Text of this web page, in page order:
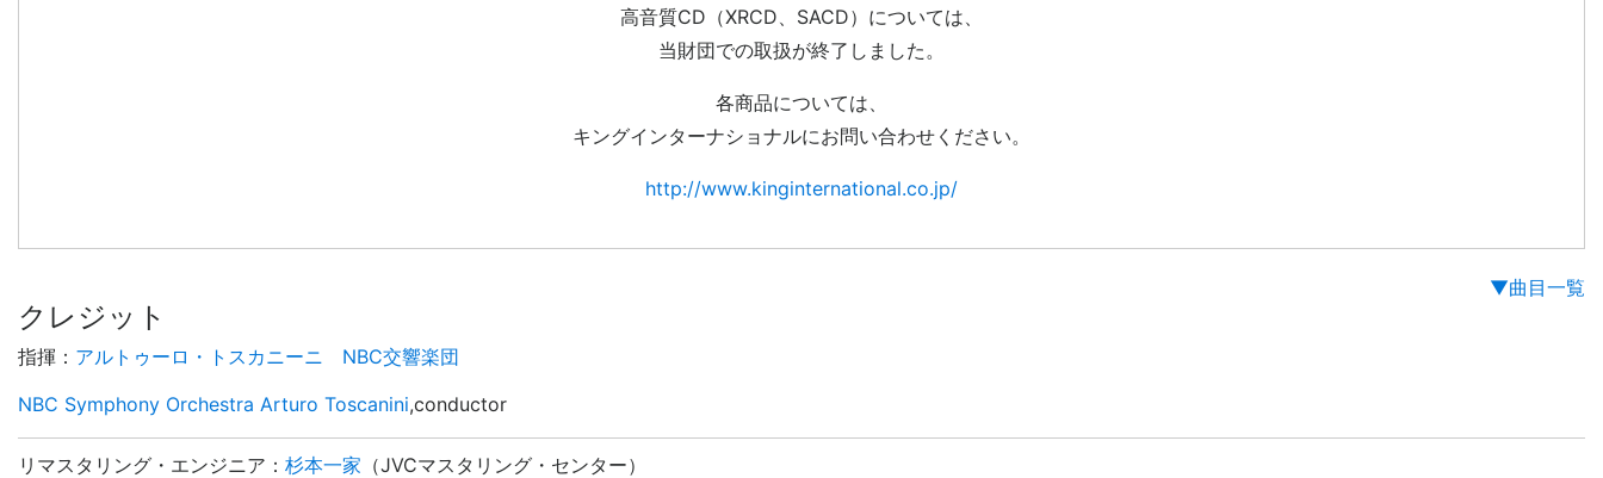
高音質CD（XRCD、SACD）については、
当財団での取扱が終了しました。
各商品については、
キングインターナショナルにお問い合わせください。
http://www.kinginternational.co.jp/
▼曲目一覧
クレジット
指揮 ： アルトゥーロ・トスカニーニ
NBC交響楽団
NBC Symphony Orchestra Arturo Toscanini,conductor
リマスタリング・エンジニア ： 杉本一家 （JVCマスタリング・センター）